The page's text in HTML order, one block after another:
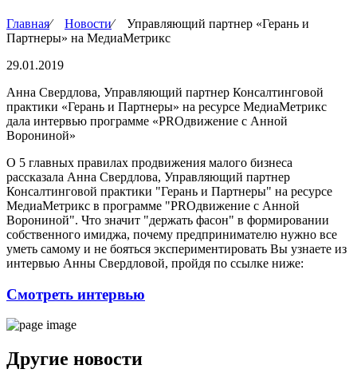
Главная∕ Новости∕ Управляющий партнер «Герань и
Партнеры» на МедиаМетрикс
29.01.2019
Анна Свердлова, Управляющий партнер Консалтинговой
практики «Герань и Партнеры» на ресурсе МедиаМетрикс
дала интервью программе «PROдвижение с Анной
Ворониной»
О 5 главных правилах продвижения малого бизнеса
рассказала Анна Свердлова, Управляющий партнер
Консалтинговой практики "Герань и Партнеры" на ресурсе
МедиаМетрикс в программе "PROдвижение с Анной
Ворониной". Что значит "держать фасон" в формировании
собственного имиджа, почему предпринимателю нужно все
уметь самому и не бояться экспериментировать Вы узнаете из
интервью Анны Свердловой, пройдя по ссылке ниже:
Смотреть интервью
Другие новости